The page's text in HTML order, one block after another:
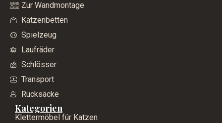
Zur Wandmontage
Katzenbetten
Spielzeug
Laufräder
Schlösser
Transport
Rucksäcke
Kategorien
Klettermöbel für Katzen